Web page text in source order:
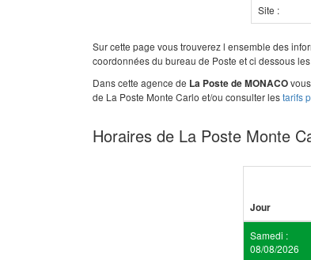
Site :
Sur cette page vous trouverez l ensemble des
coordonnées du bureau de Poste et ci dessous les
Dans cette agence de La Poste de MONACO
de La Poste Monte Carlo et/ou consulter lestarifs
Horaires de La Poste Monte
Jour
Samedi :
08/08/2026